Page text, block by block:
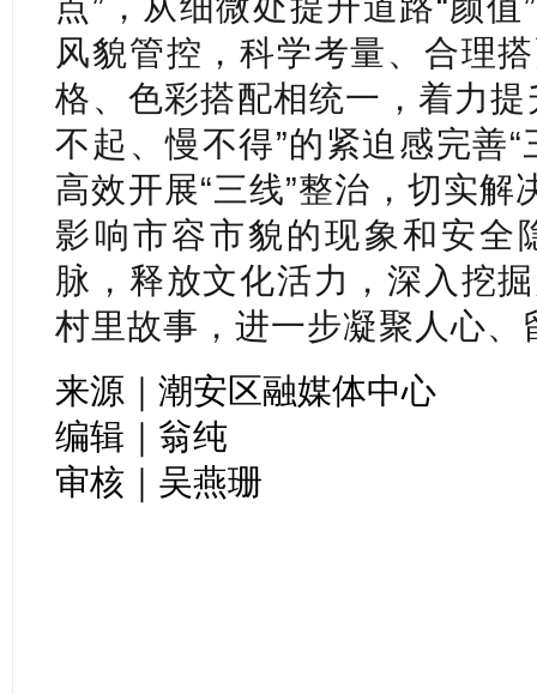
风貌管控，科学考量、合理
格、色彩搭配相统一，着力
不起、慢不得”的紧迫感完善
高效开展“三线”整治，切实解
影响市容市貌的现象和安全
脉，释放文化活力，深入挖
村里故事，进一步凝聚人心、
来源｜潮安区融媒体中心
编辑｜翁纯
审核｜吴燕珊